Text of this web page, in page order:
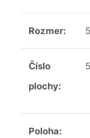
Rozmer:
Číslo
plochy:
Poloha: